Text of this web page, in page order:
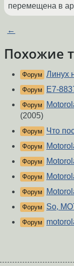
перемещена в
←
Похожие
Форум Линух
Форум E7-
Форум
(2005)
Форум Что
Форум
Форум
Форум
Форум
Форум So,
Форум